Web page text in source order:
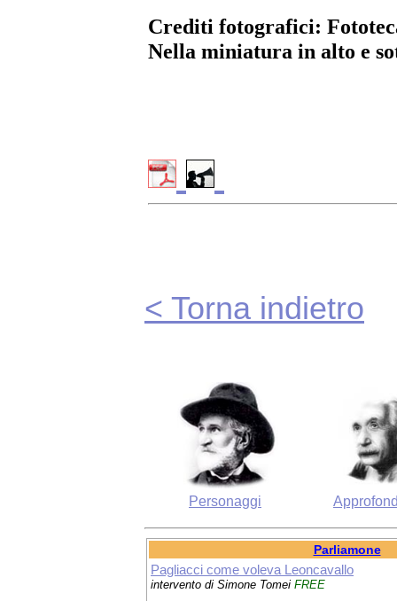
Crediti fotografici:
Nella miniatura in alto e
< Torna indietro
Personaggi
Parliamone
Pagliacci come voleva Leoncavallo
intervento di Simone Tomei FREE